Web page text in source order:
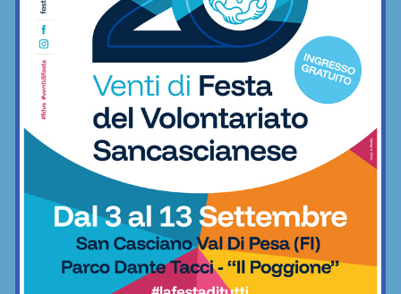
Motori
Cinque chiantigiani alla cronoscalata
della Consuma: ecco come… sono
Motori
Campionato Italiano Velocità Montagna
Nord Sud: super Mirko Torsellini alla
Coppa della Consuma
Valdelsa Classic Motor Club
protagonista al Trofeo Maremma, nei
50 anni della gara
Domenica 19 aprile il raduno di auto